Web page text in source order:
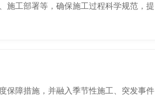
施工部署等，确保施工过程科学规范，提
保障措施，并融入季节性施工、突发事件